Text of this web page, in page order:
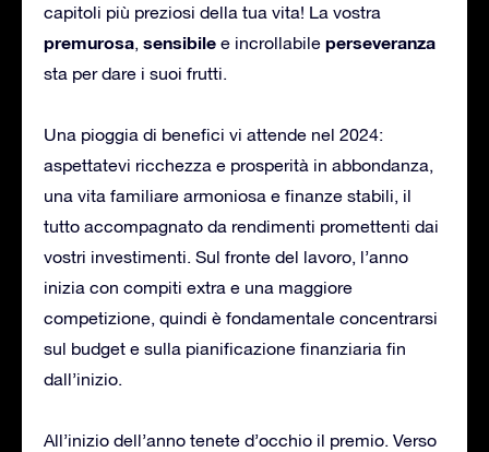
capitoli più preziosi della tua vita! La vostra
premurosa, sensibile e incrollabile perseveranza
sta per dare i suoi frutti.
Una pioggia di benefici vi attende nel 2024:
aspettatevi ricchezza e prosperità in abbondanza,
una vita familiare armoniosa e finanze stabili, il
tutto accompagnato da rendimenti promettenti dai
vostri investimenti. Sul fronte del lavoro, l’anno
inizia con compiti extra e una maggiore
competizione, quindi è fondamentale concentrarsi
sul budget e sulla pianificazione finanziaria fin
dall’inizio.
All’inizio dell’anno tenete d’occhio il premio. Verso